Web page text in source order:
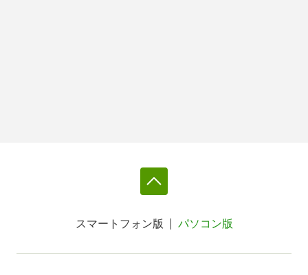
スマートフォン版 パソコン版